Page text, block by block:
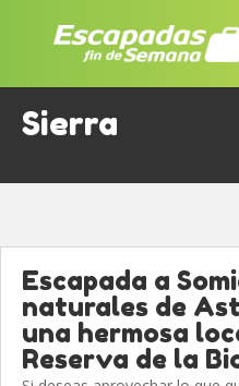
Sierra
Escapada a
naturales de
una hermosa
Reserva de la